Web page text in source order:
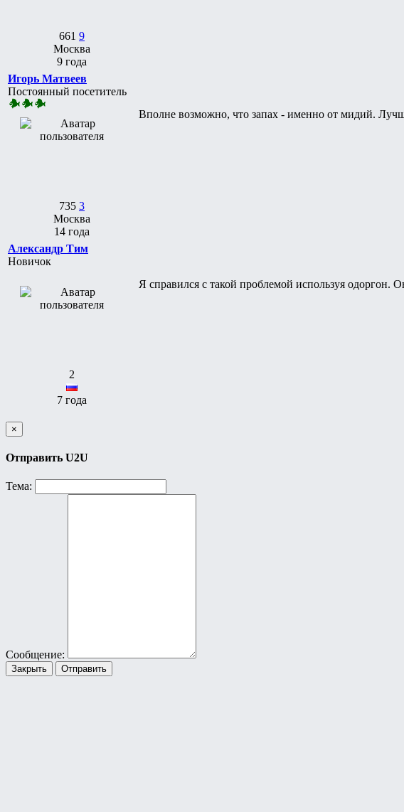
661 9
Москва
9 года
Игорь Матвеев
Постоянный посетитель
735 3
Москва
14 года
Вполне возможно, что запах - именно от мидий.
Александр Тим
Новичок
2
7 года
Я справился с такой проблемой используя одоргон.
×
Отправить U2U
Тема:
Сообщение:
Закрыть Отправить